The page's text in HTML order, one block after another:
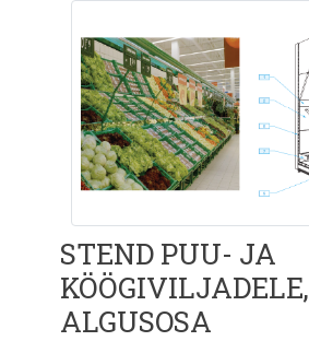
STEND PUU- JA
KÖÖGIVILJADELE,
ALGUSOSA